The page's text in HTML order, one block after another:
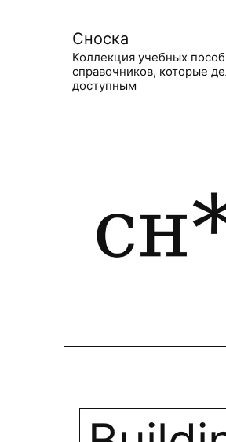
Сноска
Коллекция учебных
справочников, которые
доступным